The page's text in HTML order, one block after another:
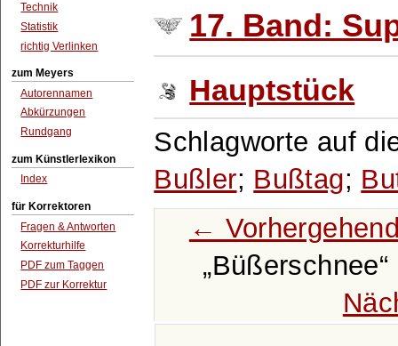
Technik
Statistik
richtig Verlinken
zum Meyers
Autorennamen
Abkürzungen
Rundgang
zum Künstlerlexikon
Index
für Korrektoren
Fragen & Antworten
Korrekturhilfe
PDF zum Taggen
PDF zur Korrektur
17. Band:
Hauptstück
Schlagworte auf
Bußler; Bußtag;
←
Büßerschnee